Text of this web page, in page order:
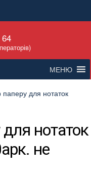
МЕНЮ
паперу для нотаток
для нотаток
не